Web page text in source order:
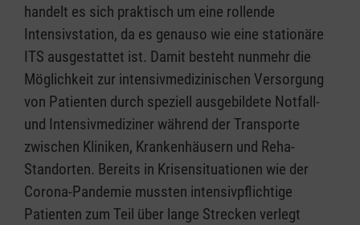
handelt es sich praktisch um eine rollende
Intensivstation, da es genauso wie eine stationäre
ITS ausgestattet ist. Damit besteht nunmehr die
Möglichkeit zur intensivmedizinischen Versorgung
von Patienten durch speziell ausgebildete Notfall-
und Intensivmediziner während der Transporte
zwischen Kliniken, Krankenhäusern und Reha-
Standorten. Bereits in Krisensituationen wie der
Corona-Pandemie mussten intensivpflichtige
Patienten zum Teil über lange Strecken verlegt